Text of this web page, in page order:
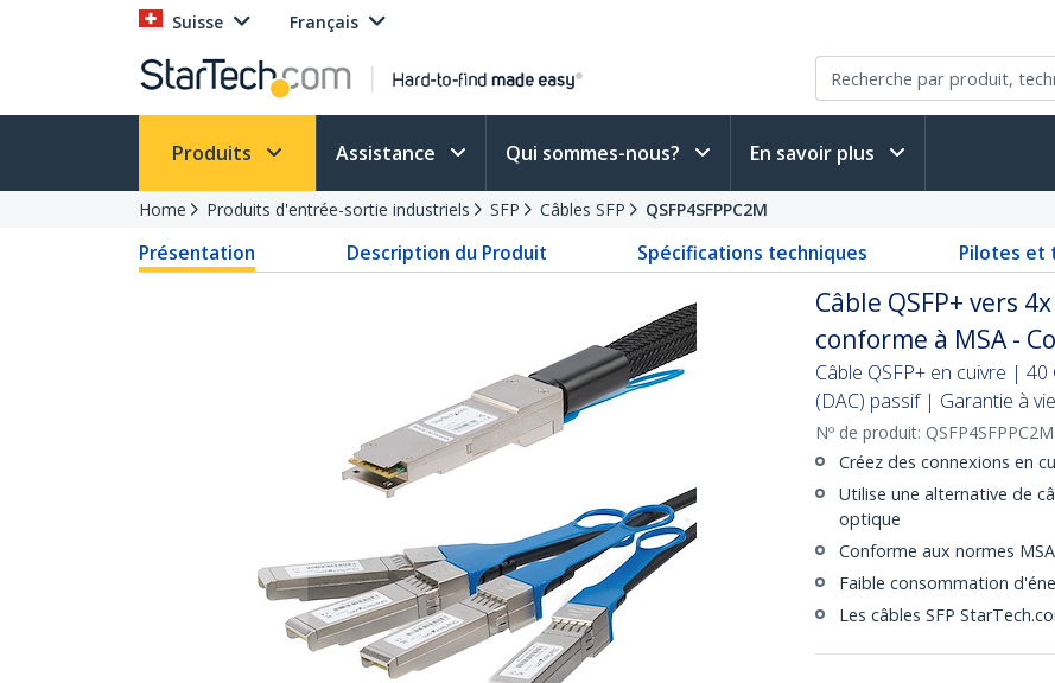
Suisse Français
Produits Assistance Qui sommes-nous? En savoir plus
Home Produits d'entrée-sortie industriels SFP Câbles SFP QSFP4SFPPC2M
Présentation Description du Produit Spécifications techniques Pilotes et
Câble QSFP+ vers
conforme à MSA -
Câble QSFP+ en cuivre |
(DAC) passif | Garantie à vie
Nº de produit: QSFP4SFPPC2M
Créez des connexions en
Utilise une alternative de
optique
Conforme aux normes
Faible consommation
Les câbles SFP